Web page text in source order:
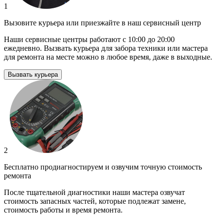
1
Вызовите курьера или приезжайте в наш сервисный центр
Наши сервисные центры работают с 10:00 до 20:00
ежедневно. Вызвать курьера для забора техники или мастера
для ремонта на месте можно в любое время, даже в выходные.
Вызвать курьера
2
Бесплатно продиагностируем и озвучим точную стоимость
ремонта
После тщательной диагностики наши мастера озвучат
стоимость запасных частей, которые подлежат замене,
стоимость работы и время ремонта.